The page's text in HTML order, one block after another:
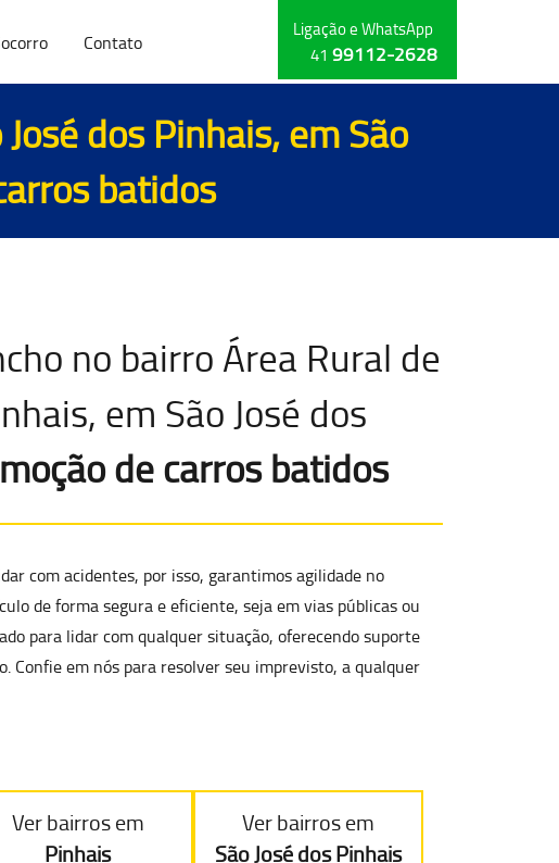
Contato
Ligação e WhatsApp
41 99112-2628
dos Pinhais, em São
batidos
no bairro Área Rural de
em São José dos
de carros batidos
com acidentes, por isso, garantimos agilidade no
de forma segura e eficiente, seja em vias públicas ou
para lidar com qualquer situação, oferecendosuporte
Confie em nós para resolver seu imprevisto, a qualquer
Ver bairros em
Pinhais
Ver bairros em
São José dos Pinhais